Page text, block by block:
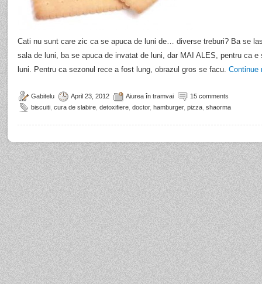
Cati nu sunt care zic ca se apuca de luni de… diverse treburi? Ba se
sala de luni, ba se apuca de invatat de luni, dar MAI ALES, pentru ca
luni. Pentru ca sezonul rece a fost lung, obrazul gros se facu. Continue
Gabitelu April 23, 2012 Aiurea în tramvai
15 comments
biscuiti cura de slabire detoxifiere doctor, hamburger, pizza shaorma